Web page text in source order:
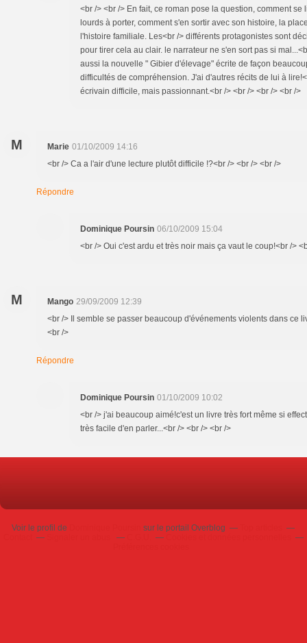
<br /> <br /> En fait, ce roman pose la question, comment
lourds à porter, comment s'en sortir avec son histoire, la
l'histoire familiale. Les<br /> différents protagonistes sont
pour tirer cela au clair. le narrateur ne s'en sort pas si
aussi la nouvelle " Gibier d'élevage" écrite de façon
difficultés de compréhension. J'ai d'autres récits de lui à
écrivain difficile, mais passionnant.<br /> <br /> <br /> <br />
M Marie 01/10/2009 14:16
<br /> Ca a l'air d'une lecture plutôt difficile !?<br /> <br /> <br />
Répondre
Dominique Poursin 06/10/2009 15:04
<br /> Oui c'est ardu et très noir mais ça vaut le coup!<br />
M Mango 29/09/2009 12:39
<br /> Il semble se passer beaucoup d'événements violents dans ce
<br />
Répondre
Dominique Poursin 01/10/2009 10:02
<br /> j'ai beaucoup aimé!c'est un livre très fort même si
très facile d'en parler...<br /> <br /> <br />
Voir le profil de sur le portail Overblog